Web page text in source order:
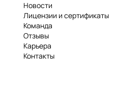
Новости
Лицензии и сертификаты
Команда
Отзывы
Карьера
Контакты